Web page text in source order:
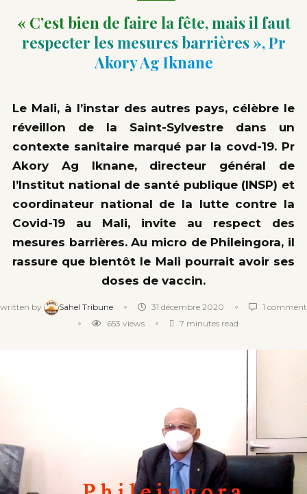
« C’est bien de faire la fête, mais il faut
respecter les mesures barrières », Pr
Akory Ag Iknane
Le Mali, à l’instar des autres pays, célèbre le
réveillon de la Saint-Sylvestre dans un
contexte sanitaire marqué par la covd-19. Pr
Akory Ag Iknane, directeur général de
l’Institut national de santé publique (INSP) et
coordinateur national de la lutte contre la
Covid-19 au Mali, invite au respect des
mesures barrières.Au micro de Phileingora, il
rassure que bientôt le Mali pourrait avoir ses
doses de vaccin.
written by Sahel Tribune 31 décembre 2020
1 comment
653 views 7 minutes read